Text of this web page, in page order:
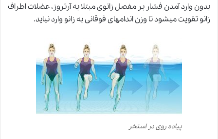
بدون وارد آمدن فشار بر مفصل زانوى مبتلا به آرتروز، عضلات اطراف
زانو تقويت ميشود تا وزن اندامهای فوقانى به زانو وارد نيايد.
پیاده روی در استخر